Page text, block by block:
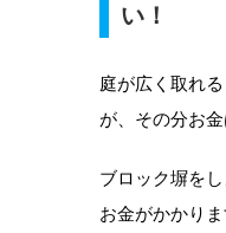
い！
庭が広く取れ
が、その分お金
ブロック塀を
お金がかかり